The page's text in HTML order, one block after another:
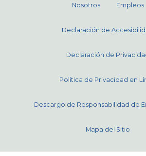
Nosotros Empleos
Declaración de
Declaración de
Política de Privacidad en
Descargo de Responsabilidad de
Mapa del Sitio